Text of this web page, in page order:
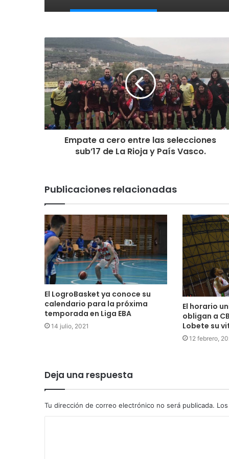
Empate a cero entre las selecciones
sub’17 de La Rioja y País Vasco.
Publicaciones relacionadas
El LogroBasket ya conoce su
calendario para la próxima
temporada en Liga EBA
14 julio, 2021
El horario
obligan a
Lobete su
12 febrero,
Deja una respuesta
Tu dirección de correo electrónico no será publicada.